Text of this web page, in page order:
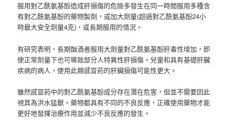
服用對乙酰氨基酚造成肝損傷的危險多發生在同一時間服用多種含
有對乙酰氨基酚的藥物製劑，或加大劑量(超過對乙酰氨基酚24小
時最大安全劑量4克)，或長期服用的情況。
有研究表明，長期酗酒者服用大劑量對乙酰氨基酚肝毒性增加，即
使正常劑量下也可導致部分人特異性肝損傷。兒童和具有基礎肝臟
疾病的病人，使用此類感冒葯的肝臟損傷可能性更大。
雖然感冒葯中的對乙酰氨基酚成分存在潛在危害，但並不需要因此
視其為洪水猛獸。藥物都具有不同的不良反應，正確使用藥物才能
更好地發揮治療作用並減少不良反應的發生。